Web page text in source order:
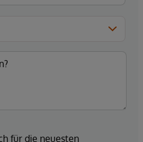
für die neuesten